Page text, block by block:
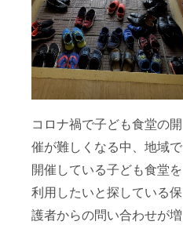
コロナ禍で子ども食堂の開
催が難しくなる中、地域で
開催している子ども食堂を
利用したいと探している保
護者からの問い合わせが増